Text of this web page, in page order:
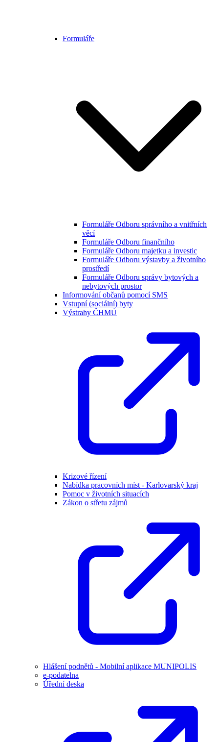
Formuláře
Formuláře Odboru správního a vnitřních
věcí
Formuláře Odboru finančního
Formuláře Odboru majetku a investic
Formuláře Odboru výstavby a životního
prostředí
Formuláře Odboru správy bytových a
nebytových prostor
Informování občanů pomocí SMS
Vstupní (sociální) byty
Výstrahy ČHMÚ
Krizové řízení
Nabídka pracovních míst - Karlovarský kraj
Pomoc v životních situacích
Zákon o střetu zájmů
Hlášení podnětů - Mobilní aplikace MUNIPOLIS
e-podatelna
Úřední deska